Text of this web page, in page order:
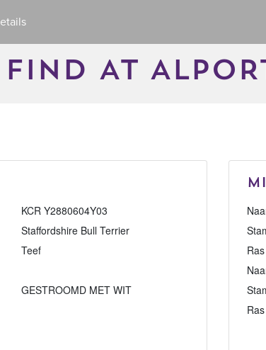
AT
KCR Y2880604Y03
Staffordshire Bull Terrier
Teef
GESTROOMD MET WIT